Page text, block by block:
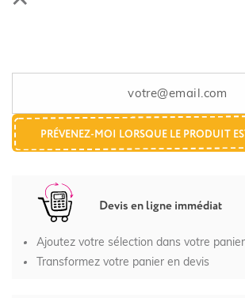
PRÉVENEZ-MOI LORSQUE LE PRODUIT
Devis en ligne immédiat
Ajoutez votre sélection dans votre panier
Transformez votre panier en devis